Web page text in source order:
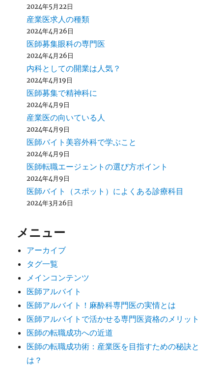
2024年5月22日
産業医求人の種類
2024年4月26日
医師募集眼科の専門医
2024年4月26日
内科としての開業は人気？
2024年4月19日
医師募集で精神科に
2024年4月9日
産業医の向いている人
2024年4月9日
医師バイト美容外科で学ぶこと
2024年4月9日
医師転職エージェントの選び方ポイント
2024年4月9日
医師バイト（スポット）によくある診療科目
2024年3月26日
メニュー
アーカイブ
タグ一覧
メインコンテンツ
医師アルバイト
医師アルバイト！麻酔科専門医の実情とは
医師アルバイトで活かせる専門医資格のメリット
医師の転職成功への近道
医師の転職成功術：産業医を目指すための秘訣と
は？